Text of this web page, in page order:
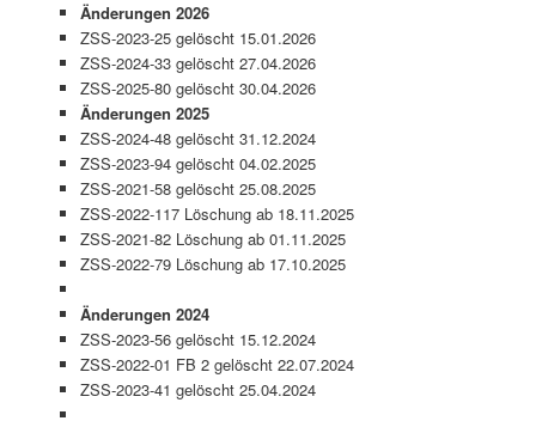
Änderungen 2026
ZSS-2023-25 gelöscht 15.01.2026
ZSS-2024-33 gelöscht 27.04.2026
ZSS-2025-80 gelöscht 30.04.2026
Änderungen 2025
ZSS-2024-48 gelöscht 31.12.2024
ZSS-2023-94 gelöscht 04.02.2025
ZSS-2021-58 gelöscht 25.08.2025
ZSS-2022-117 Löschung ab 18.11.2025
ZSS-2021-82 Löschung ab 01.11.2025
ZSS-2022-79 Löschung ab 17.10.2025
Änderungen 2024
ZSS-2023-56 gelöscht 15.12.2024
ZSS-2022-01 FB 2 gelöscht 22.07.2024
ZSS-2023-41 gelöscht 25.04.2024